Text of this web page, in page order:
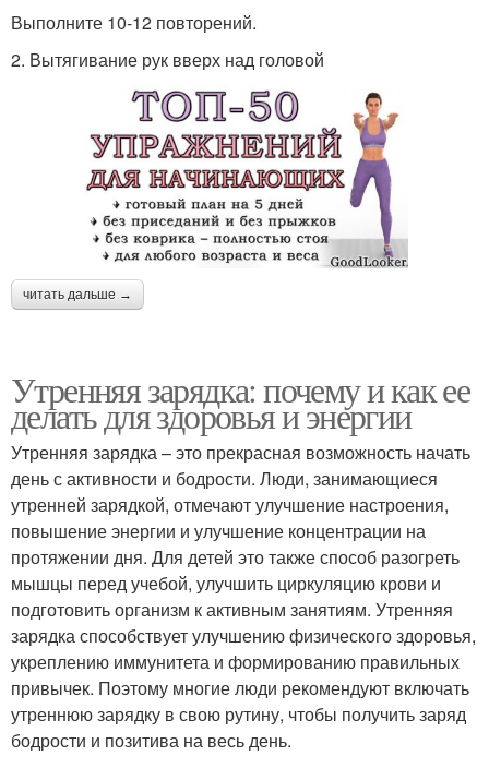
Выполните 10-12 повторений.
2. Вытягивание рук вверх над головой
читать дальше →
Утренняя зарядка: почему и как ее
делать для здоровья и энергии
Утренняя зарядка – это прекрасная возможность начать
день с активности и бодрости. Люди, занимающиеся
утренней зарядкой, отмечают улучшение настроения,
повышение энергии и улучшение концентрации на
протяжении дня. Для детей это также способ разогреть
мышцы перед учебой, улучшить циркуляцию крови и
подготовить организм к активным занятиям. Утренняя
зарядка способствует улучшению физического здоровья,
укреплению иммунитета и формированию правильных
привычек. Поэтому многие люди рекомендуют включать
утреннюю зарядку в свою рутину, чтобы получить заряд
бодрости и позитива на весь день.